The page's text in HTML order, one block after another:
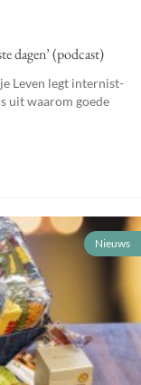
dagen’ (podcast)
Leven legt internist-
uit waarom goede
Nieuws